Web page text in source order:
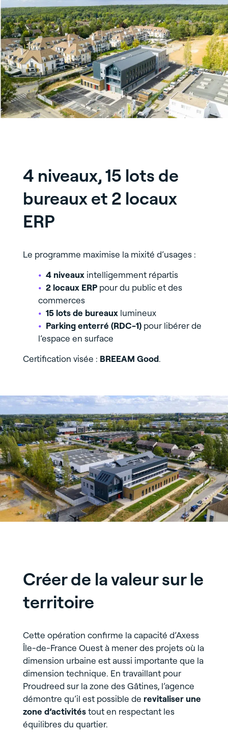
4 niveaux, 15 lots de
bureaux et 2 locaux
ERP
Le programme maximise la mixité d’usages :
4 niveauxintelligemment répartis
2 locaux ERPpour du public et des
commerces
15 lots de bureauxlumineux
Parking enterré (RDC-1)pour libérer de
l’espace en surface
Certification visée : BREEAM Good.
Créer de la valeur sur le
territoire
Cette opération confirme la capacité d’Axess
Île-de-France Ouest à mener des projets où la
dimension urbaine est aussi importante que la
dimension technique. En travaillant pour
Proudreed sur la zone des Gâtines, l’agence
démontre qu’il est possible de revitaliser une
zone d’activitéstout en respectant les
équilibres du quartier.